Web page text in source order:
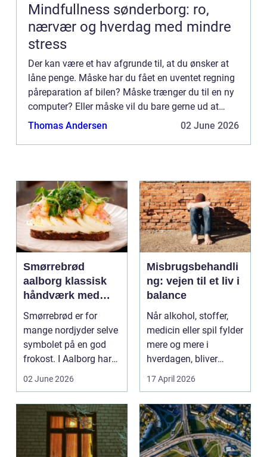
Mindfullness sønderborg: ro,
nærvær og hverdag med mindre
stress
Der kan være et hav afgrunde til, at du ønsker at
låne penge. Måske har du fået en uventet regning
påreparation af bilen? Måske trænger du til en ny
computer? Eller måske vil du bare gerne ud at
rejse? Mulighederne er uendelige i denne verden,
Thomas Andersen 02 June 2026
Smørrebrød
aalborg klassisk
håndværk med
moderne twist
Smørrebrød er for
mange nordjyder selve
symbolet på en god
frokost. I Aalborg har
02 June 2026
Misbrugsbehandli
ng: vejen til et liv i
balance
Når alkohol, stoffer,
medicin eller spil fylder
mere og mere i
hverdagen, bliver
grænsen...
17 April 2026